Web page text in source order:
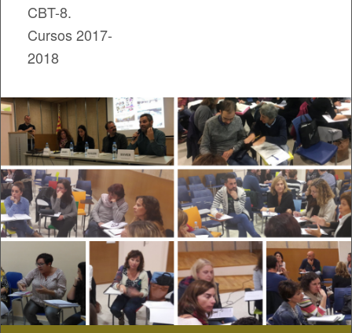
CBT-8.
Cursos 2017-
2018